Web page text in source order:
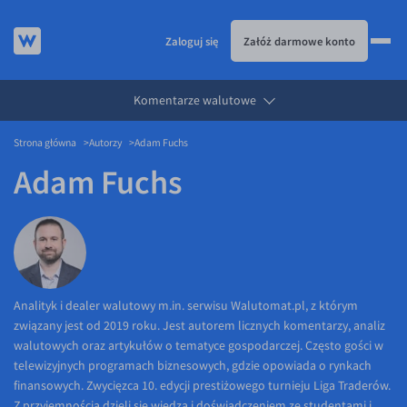
KURSY WALUT
Kursy walut
EUR/PLN
CHF/PLN
GBP/PLN
CZK/PLN
DKK/PLN
NOK/PLN
SEK/PLN
KARTA WIELOWALUTOWA
Karta wielowalutowa
PRZELEWY ZAGRANICZNE
DLA FIRM
Dla firm
API dla biznesu
Partnerstwa
Walutomat Business
Program Afiliacyjny
JAK TO DZIAŁA
Jak to działa
Prowizje i rabaty
Metody płatności
Banki i przelewy
BLOG
Blog
Aktualności
Komentarze walutowe
Zaloguj się Załóż darmowe konto
Komentarze walutowe
Strona główna Autorzy Adam Fuchs
Adam Fuchs
Analityk i dealer walutowy m.in. serwisu Walutomat.pl, z którym
związany jest od 2019 roku. Jest autorem licznych komentarzy, analiz
walutowych oraz artykułów o tematyce gospodarczej. Często gości w
telewizyjnych programach biznesowych, gdzie opowiada o rynkach
finansowych. Zwycięzca 10. edycji prestiżowego turnieju Liga Traderów.